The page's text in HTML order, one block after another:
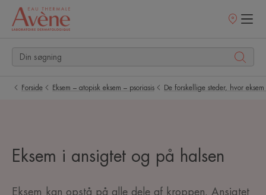
Salgssteder
Forside Eksem – atopisk eksem – psoriasis De forskellige steder, hvor eksem
Eksem i ansigtet og på halsen
Eksem kan opstå på alle dele af kroppen. Ansigtet